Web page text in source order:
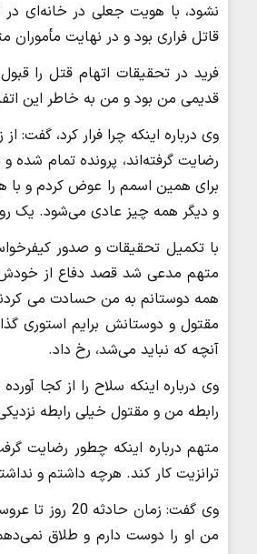
نشود، با هویت جعلی در خانه‌ای
قاتل فراری بود و در نهایت مأموران
فرید در تحقیقات اتهام قتل را
قدیمی من بود و من به خاطر این
وی درباره اینکه چرا فرار کرد،
رضایت گرفته‌اند، پرونده تمام شده
برای همین اسمم را عوض کردم و
و دیگر همه چیز عادی می‌شود. یک روز
متهم مدعی شد قصد دفاع از خودش
همه دوستانم به من حسادت می
مقتول و دوستانش برایم استوری
آنچه که نباید می‌شد، رخ داد.
وی درباره اینکه سلاح را از کجا
رابطه من و مقتول خیلی رابطه
متهم درباره اینکه چطور رضایت
ترانزیت کار کند. هرچه داشتم و
وی گفت:
من او را دوست دارم و طلاق